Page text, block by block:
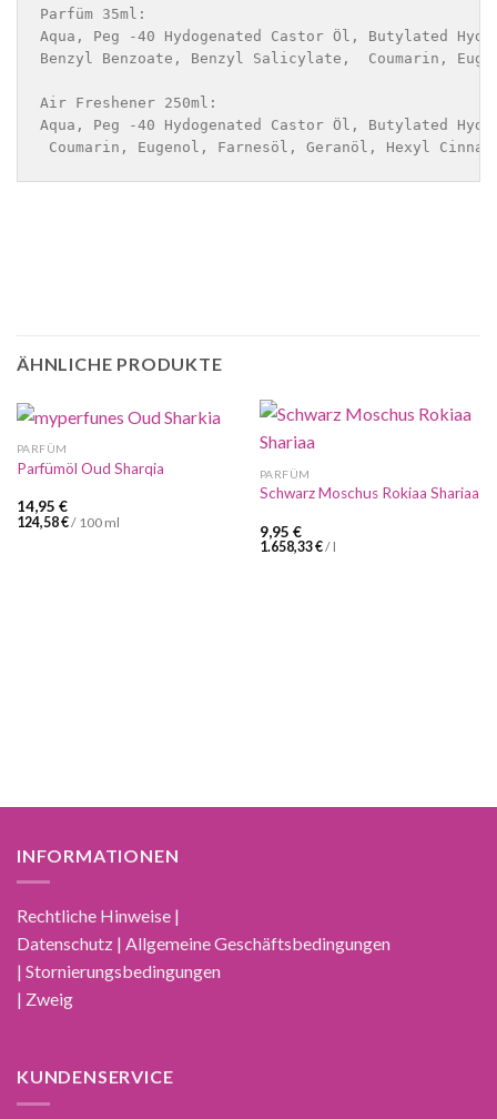
Parfüm 35ml:
Aqua, Peg -40 Hydogenated Castor Öl, Butylated
Benzyl Benzoate, Benzyl Salicylate,  Coumarin,
Air Freshener 250ml:
Aqua, Peg -40 Hydogenated Castor Öl, Butylated
Coumarin, Eugenol, Farnesöl, Geranöl, Hexyl
ÄHNLICHE PRODUKTE
PARFÜM
Parfümöl Oud Sharqia
14,95 €
124,58€/ 100 ml
PARFÜM
Schwarz Moschus Rokiaa Shariaa
9,95 €
1.658,33€/ l
INFORMATIONEN
Rechtliche Hinweise |
Datenschutz | Allgemeine Geschäftsbedingungen
| Stornierungsbedingungen
| Zweig
KUNDENSERVICE